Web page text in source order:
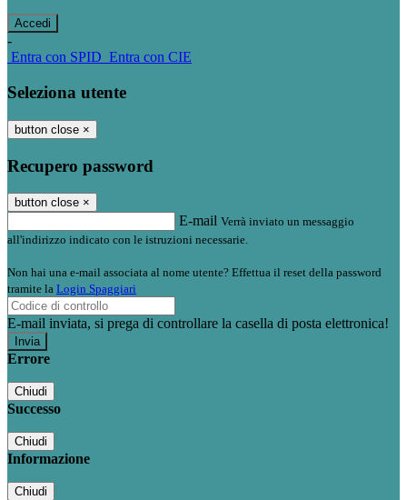
-
Entra con SPID Entra con CIE
Seleziona utente
button close ×
Recupero password
button close ×
E-mail Verrà inviato un messaggio
all'indirizzo indicato con le istruzioni necessarie.
Non hai una e-mail associata al nome utente? Effettua il reset della password
tramite la Login Spaggiari
E-mail inviata, si prega di controllare la casella di posta elettronica!
Errore
Chiudi
Successo
Chiudi
Informazione
Chiudi